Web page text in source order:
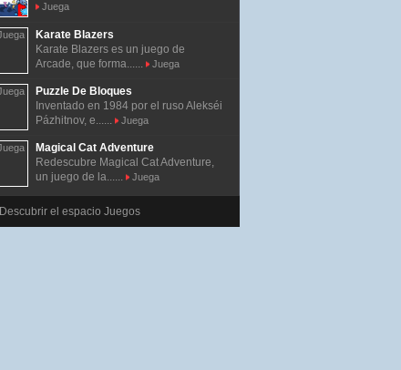
Juega
Karate Blazers
Karate Blazers es un juego de
Arcade, que forma......
Juega
Puzzle De Bloques
Inventado en 1984 por el ruso Alekséi
Pázhitnov, e......
Juega
Magical Cat Adventure
Redescubre Magical Cat Adventure,
un juego de la......
Juega
Descubrir el espacio Juegos